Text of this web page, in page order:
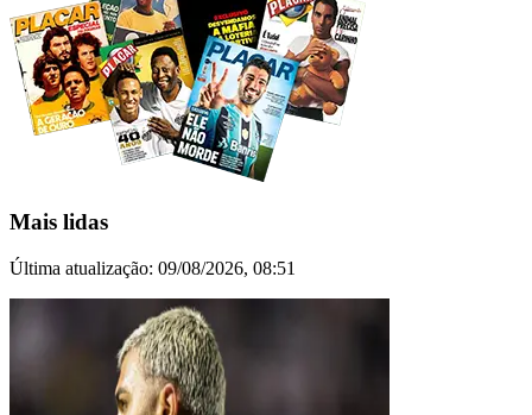
Mais lidas
Última atualização: 09/08/2026, 08:51